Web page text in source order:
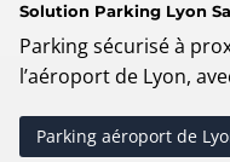
Solution Parking Lyon
Parking sécurisé à
l’aéroport de Lyon,
Parking aéroport de